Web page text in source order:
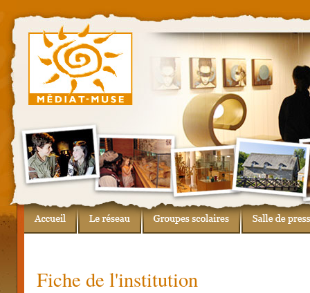
Fiche de l'institution